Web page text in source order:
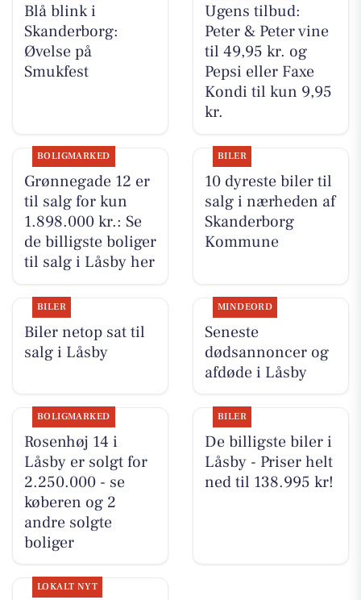
Blå blink i
Skanderborg:
Øvelse på
Smukfest
Ugens tilbud:
Peter & Peter vine
til 49,95 kr. og
Pepsi eller Faxe
Kondi til kun 9,95
kr.
BOLIGMARKED
Grønnegade 12 er
til salg for kun
1.898.000 kr.: Se
de billigste boliger
til salg i Låsby her
BILER
10 dyreste biler til
salg i nærheden af
Skanderborg
Kommune
BILER
Biler netop sat til
salg i Låsby
MINDEORD
Seneste
dødsannoncer og
afdøde i Låsby
BOLIGMARKED
Rosenhøj 14 i
Låsby er solgt for
2.250.000 - se
køberen og 2
andre solgte
boliger
BILER
De billigste biler i
Låsby - Priser helt
ned til 138.995 kr!
LOKALT NYT